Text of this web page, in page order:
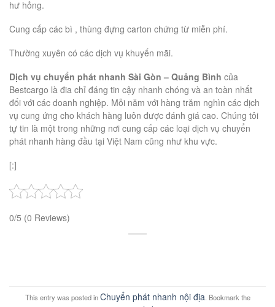
hư hỏng.
Cung cấp các bì , thùng đựng carton chứng từ miễn phí.
Thường xuyên có các dịch vụ khuyến mãi.
Dịch vụ chuyển phát nhanh Sài Gòn – Quảng Bình của
Bestcargo là đia chỉ đáng tin cậy nhanh chóng và an toàn nhất
đối với các doanh nghiệp. Mỗi năm với hàng trăm nghìn các dịch
vụ cung ứng cho khách hàng luôn được đánh giá cao. Chúng tôi
tự tin là một trong những nơi cung cấp các loại dịch vụ chuyển
phát nhanh hàng đầu tại Việt Nam cũng như khu vực.
[:]
0/5 (0 Reviews)
This entry was posted inChuyển phát nhanh nội địa . Bookmark the